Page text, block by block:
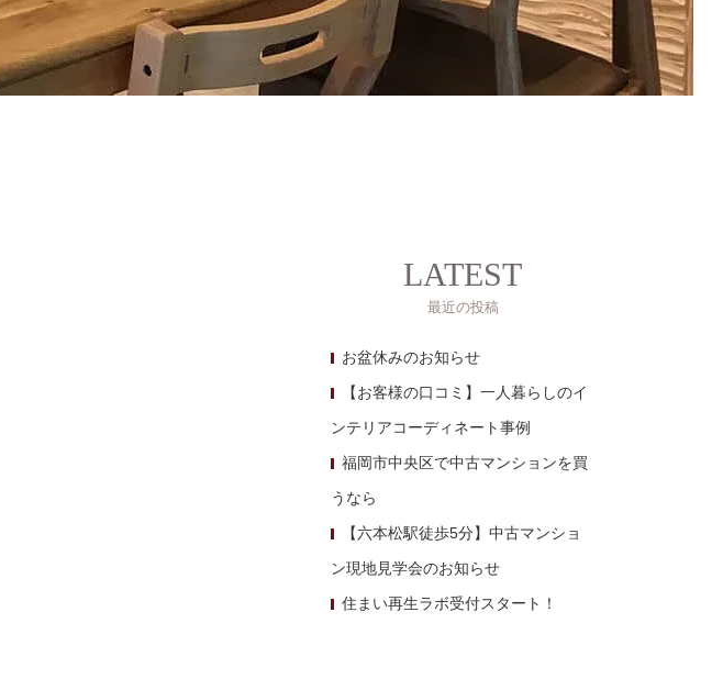
LATEST
最近の投稿
お盆休みのお知らせ
【お客様の口コミ】一人暮らしのイ
ンテリアコーディネート事例
福岡市中央区で中古マンションを買
うなら
【六本松駅徒歩5分】中古マンショ
ン現地見学会のお知らせ
住まい再生ラボ受付スタート！